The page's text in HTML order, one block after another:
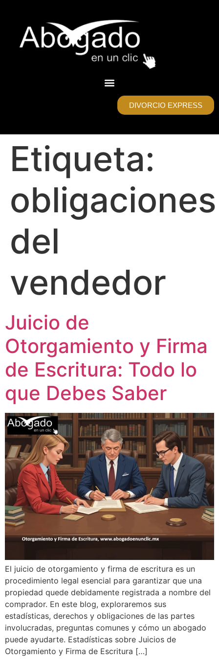
DIVORCIO EXPRESS
Etiqueta:
obligaciones
del
vendedor
Juicio de
Otorgamiento y Firma
de Escritura: Todo lo
que Debes Saber
El juicio de otorgamiento y firma de escritura es un
procedimiento legal esencial para garantizar que una
propiedad quede debidamente registrada a nombre del
comprador. En este blog, exploraremos sus
estadísticas, derechos y obligaciones de las partes
involucradas, preguntas comunes y cómo un abogado
puede ayudarte. Estadísticas sobre Juicios de
Otorgamiento y Firma de Escritura […]